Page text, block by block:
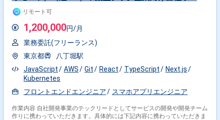
ススマホアプリ開発
リモート可
1,200,000円/月
業務委託(フリーランス)
東京都
八丁堀駅
JavaScript
AWS Git React TypeScript
Next.js
Kubernetes
フロントエンドエンジニア
スマホアプリエンジニア
作業内容 自社開発事業のテックリードとしてサービスの開発や開発チーム
作りに携わっていただきます。具体的には下記内容に携わっていただきま